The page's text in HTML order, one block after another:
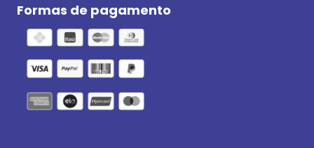
Formas de pagamento